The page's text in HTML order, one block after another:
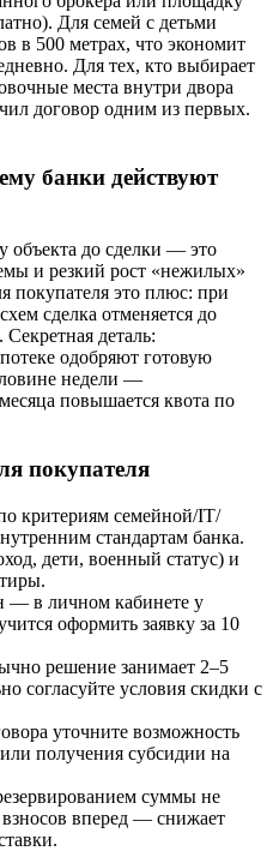
Для семей с детьми
в 500 метрах, что экономит
Для тех, кто выбирает
места внутри двора
договор одним из первых.
банки действуют
объекта до сделки — это
и резкий рост «нежилых»
покупателя это плюс: при
сделка отменяется до
деталь:
одобряют готовую
недели —
повышается квота по
покупателя
критериям семейной/IT/
стандартам банка.
дети, военный статус) и
— в личном кабинете у
оформить заявку за 10
решение занимает 2–5
согласуйте условия скидки с
уточните возможность
получения субсидии на
суммы не
вперед — снижает